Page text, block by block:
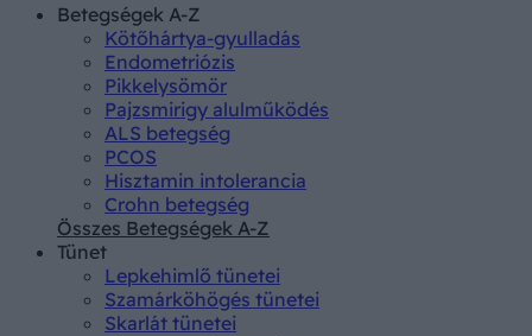
Betegségek A-Z
Kötőhártya-gyulladás
Endometriózis
Pikkelysömör
Pajzsmirigy alulműködés
ALS betegség
PCOS
Hisztamin intolerancia
Crohn betegség
Összes Betegségek A-Z
Tünet
Lepkehimlő tünetei
Szamárköhögés tünetei
Skarlát tünetei